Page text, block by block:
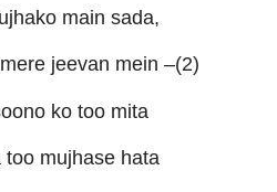
main sada,
jeevan mein –(2)
ko too mita
too mujhase hata